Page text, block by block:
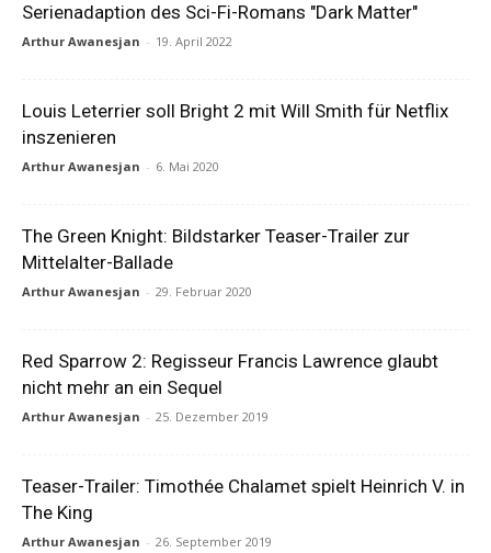
Serienadaption des Sci-Fi-Romans "Dark Matter"
Arthur Awanesjan - 19. April 2022
Louis Leterrier soll Bright 2 mit Will Smith für Netflix
inszenieren
Arthur Awanesjan - 6. Mai 2020
The Green Knight: Bildstarker Teaser-Trailer zur
Mittelalter-Ballade
Arthur Awanesjan - 29. Februar 2020
Red Sparrow 2: Regisseur Francis Lawrence glaubt
nicht mehr an ein Sequel
Arthur Awanesjan - 25. Dezember 2019
Teaser-Trailer: Timothée Chalamet spielt Heinrich V. in
The King
Arthur Awanesjan - 26. September 2019